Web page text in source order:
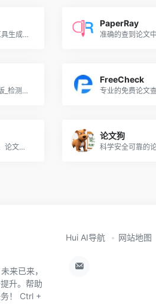
高精度地检测出类似chatgpt等AI写作工具生成的文本和内容,出具详细的AI检测报告
PaperRay
每天免费查重一篇，提供格论文格式排版_检测，强效论文降重，智能降重
FreeCheck
提供专业的论文重复率检测、论文降重、论文格式排版、论文格式规范等一站式服务
论文狗
来已来，
升。帮助
！ Ctrl +
Hui AI导航 网站地图